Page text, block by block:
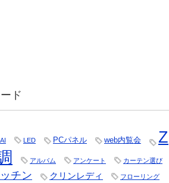
ド
LED PCパネル web内覧会
Z
アルバム アンケート カーテン選び
チン クリンレディ フローリング